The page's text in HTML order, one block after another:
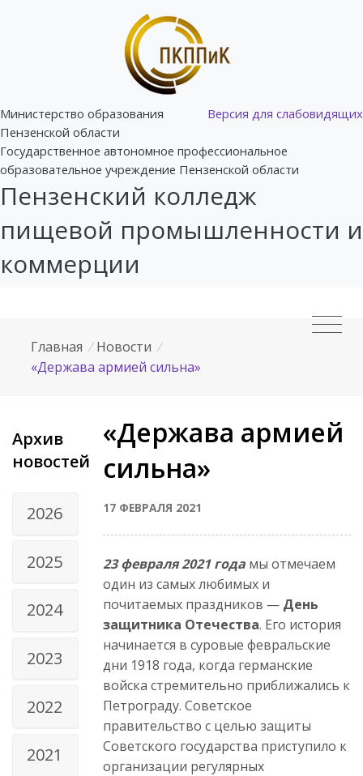
Версия для слабовидящих
Министерство образования
Пензенской области
Государственное автономное профессиональное
образовательное учреждение Пензенской области
Пензенский колледж
пищевой промышленности и
коммерции
Главная / Новости /
«Держава армией сильна»
Архив
новостей
2026
2025
2024
2023
2022
2021
«Держава армией
сильна»
17 ФЕВРАЛЯ 2021
23 февраля 2021 года мы отмечаем
один из самых любимых и
почитаемых праздников — День
защитника Отечества. Его история
начинается в суровые февральские
дни 1918 года, когда германские
войска стремительно приближались к
Петрограду. Советское
правительство с целью защиты
Советского государства приступило к
организации регулярных